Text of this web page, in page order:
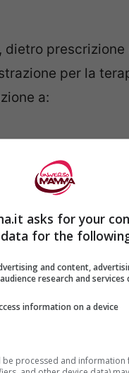
, dietro prescrizione
per la
a:
asks for your
for the
and content,
research and services
information on a device
processed and information